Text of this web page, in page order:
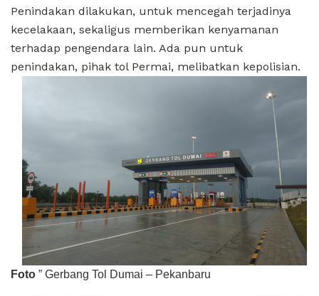
Penindakan dilakukan, untuk mencegah terjadinya
kecelakaan, sekaligus memberikan kenyamanan
terhadap pengendara lain. Ada pun untuk
penindakan, pihak tol Permai, melibatkan kepolisian.
Foto ” Gerbang Tol Dumai – Pekanbaru